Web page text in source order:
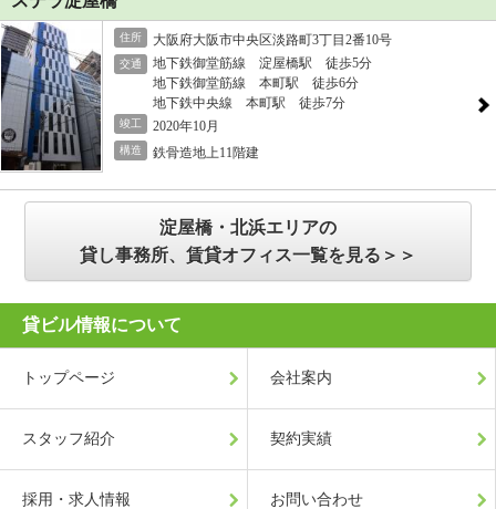
住所 大阪府大阪市中央区淡路町3丁目2番10号
交通
地下鉄御堂筋線 淀屋橋駅 徒歩5分
地下鉄御堂筋線 本町駅 徒歩6分
地下鉄中央線 本町駅 徒歩7分
竣工 2020年10月
構造 鉄骨造地上11階建
淀屋橋・北浜エリアの
貸し事務所、賃貸オフィス一覧を見る＞＞
貸ビル情報について
トップページ 会社案内
スタッフ紹介 契約実績
採用・求人情報 お問い合わせ